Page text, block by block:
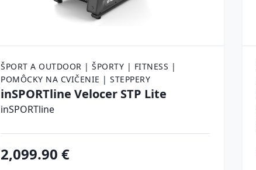
ŠPORT A OUTDOOR | ŠPORTY | FITNESS |
POMÔCKY NA CVIČENIE | STEPPERY
inSPORTline Velocer STP Lite
inSPORTline
2,099.90 €